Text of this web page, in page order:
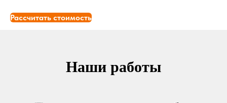
Рассчитать стоимость
Наши работы